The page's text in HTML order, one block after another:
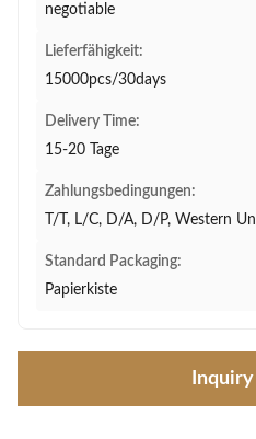
negotiable
Lieferfähigkeit:
15000pcs/30days
Delivery Time:
15-20 Tage
Zahlungsbedingungen:
T/T, L/C, D/A, D/P, Western
Standard Packaging:
Papierkiste